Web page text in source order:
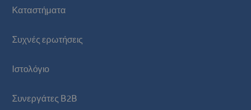
Καταστήματα
Συχνές ερωτήσεις
Ιστολόγιο
Συνεργάτες B2B